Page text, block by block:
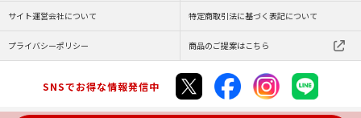
サイト運営会社について 特定商取引法に基づく表記について
プライバシーポリシー 商品のご提案はこちら
SNSでお得な情報発信中